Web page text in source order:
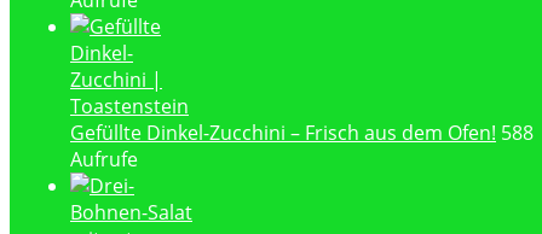
Gefüllte Dinkel-Zucchini – Frisch aus dem Ofen! 588
Aufrufe